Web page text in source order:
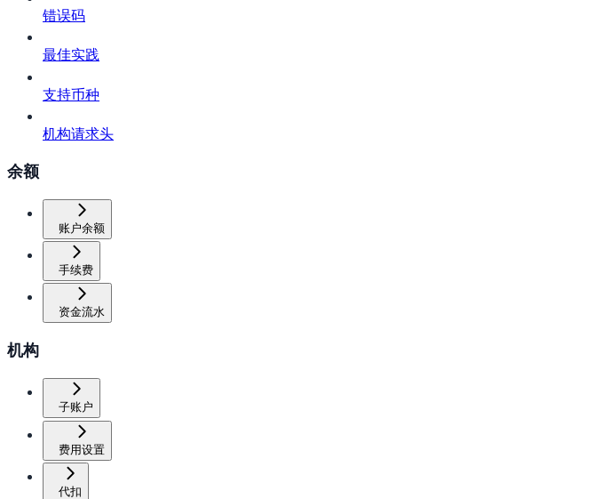
错误码
最佳实践
支持币种
机构请求头
余额
账户余额
手续费
资金流水
机构
子账户
费用设置
代扣